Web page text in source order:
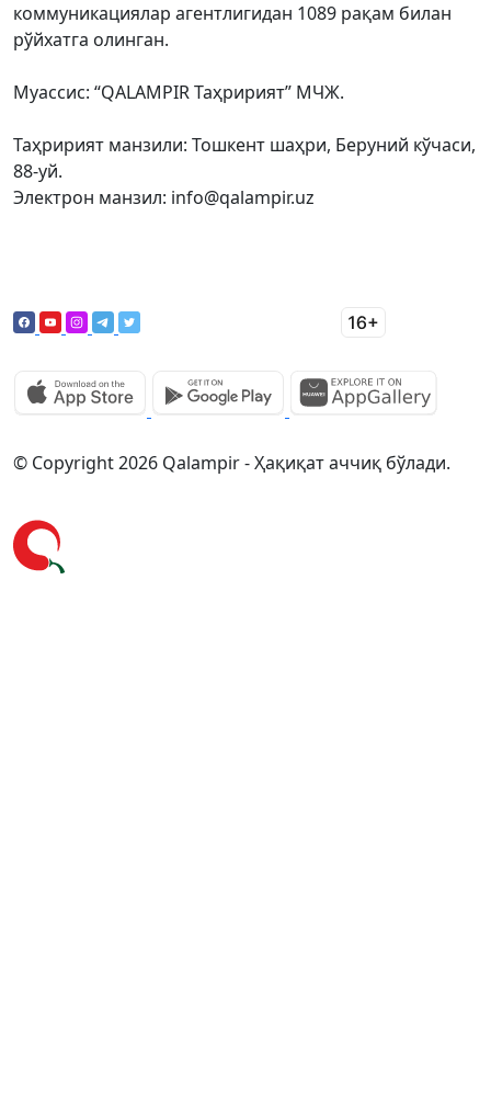
коммуникациялар агентлигидан 1089 рақам билан
рўйхатга олинган.
Муассис: “QALAMPIR Таҳририят” МЧЖ.
Таҳририят манзили: Тошкент шаҳри, Беруний кўчаси,
88-уй.
Электрон манзил: info@qalampir.uz
© Copyright 2026 Qalampir - Ҳақиқат аччиқ бўлади.